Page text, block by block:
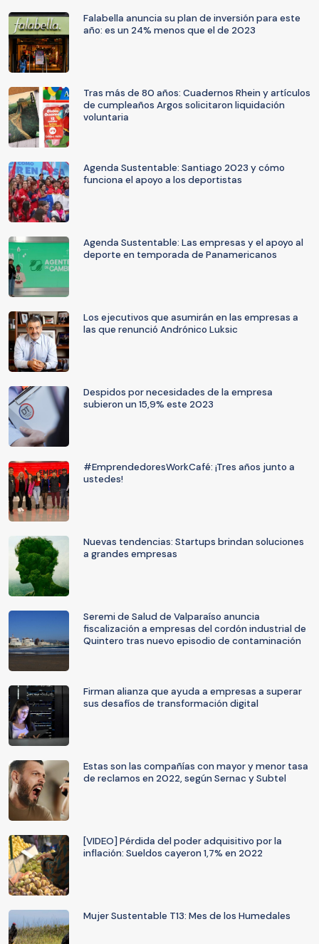
Falabella anuncia su plan de inversión para este
año: es un 24% menos que el de 2023
Tras más de 80 años: Cuadernos Rhein y artículos
de cumpleaños Argos solicitaron liquidación
voluntaria
Agenda Sustentable: Santiago 2023 y cómo
funciona el apoyo a los deportistas
Agenda Sustentable: Las empresas y el apoyo al
deporte en temporada de Panamericanos
Los ejecutivos que asumirán en las empresas a
las que renunció Andrónico Luksic
Despidos por necesidades de la empresa
subieron un 15,9% este 2023
#EmprendedoresWorkCafé: ¡Tres años junto a
ustedes!
Nuevas tendencias: Startups brindan soluciones
a grandes empresas
Seremi de Salud de Valparaíso anuncia
fiscalización a empresas del cordón industrial de
Quintero tras nuevo episodio de contaminación
Firman alianza que ayuda a empresas a superar
sus desafíos de transformación digital
Estas son las compañías con mayor y menor tasa
de reclamos en 2022, según Sernac y Subtel
[VIDEO] Pérdida del poder adquisitivo por la
inflación: Sueldos cayeron 1,7% en 2022
Mujer Sustentable T13: Mes de los Humedales